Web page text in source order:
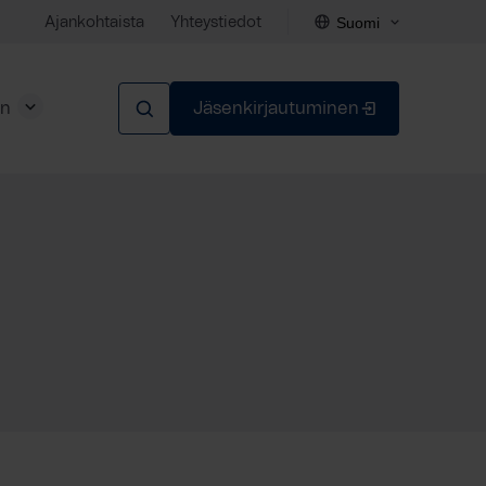
Ajankohtaista Yhteystiedot Suomi
Jäsenkirjautuminen